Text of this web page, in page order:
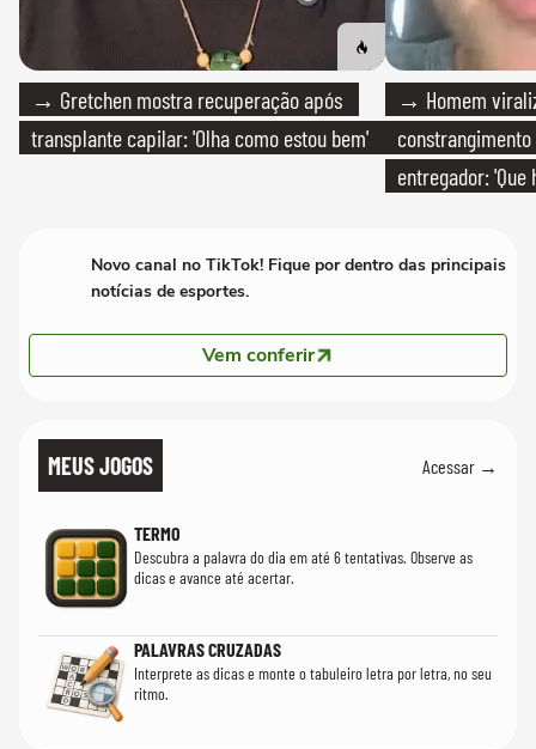
→ Gretchen mostra recuperação após
transplante capilar: 'Olha como estou bem'
→ Homem
entregador: 'Que
Novo canal no TikTok! Fique por dentro das principais
notícias de esportes.
Vem conferir
MEUS JOGOS Acessar →
TERMO
Descubra a palavra do dia em até 6 tentativas. Observe as
dicas e avance até acertar.
PALAVRAS CRUZADAS
Interprete as dicas e monte o tabuleiro letra por letra, no seu
ritmo.